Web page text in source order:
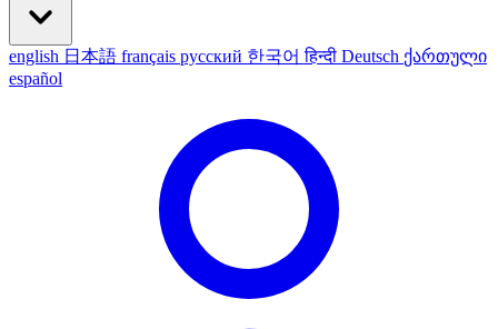
english 日本語 français русский 한국어हिन्दी Deutsch ქართული
español